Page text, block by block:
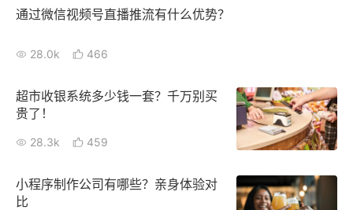
产品更新动态
行业洞察
品牌消费观
通过微信视频号直播推流有什么优势？
28.0k 466
超市收银系统多少钱一套？千万别买
贵了！
28.3k 459
小程序制作公司有哪些？亲身体验对
比